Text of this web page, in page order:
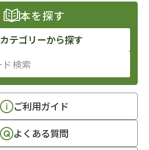
本を探す
カテゴリーから探す
ご利用ガイド
よくある質問